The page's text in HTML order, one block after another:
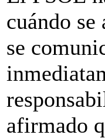
cuándo
se
afirmado